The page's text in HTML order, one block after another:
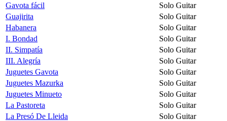
Gavota fácil
Solo Guitar
Guajirita
Solo Guitar
Habanera
Solo Guitar
I. Bondad
Solo Guitar
II. Simpatía
Solo Guitar
III. Alegría
Solo Guitar
Juguetes Gavota
Solo Guitar
Juguetes Mazurka
Solo Guitar
Juguetes Minueto
Solo Guitar
La Pastoreta
Solo Guitar
La Presó De Lleida
Solo Guitar